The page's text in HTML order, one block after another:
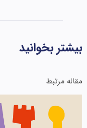
بیشتر بخوانید
مقاله مرتبط